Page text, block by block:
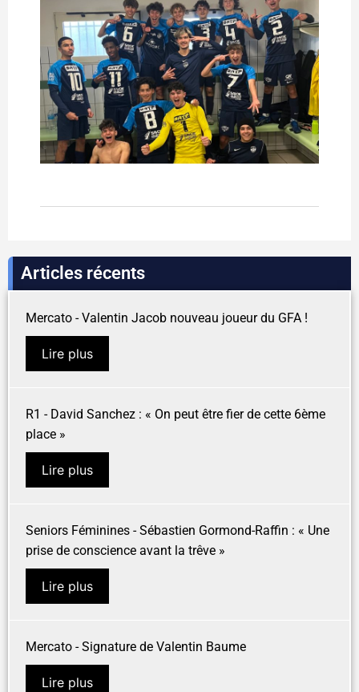
Articles récents
Mercato - Valentin Jacob nouveau joueur du GFA !
Lire plus
R1 - David Sanchez : « On peut être fier de cette 6ème
place »
Lire plus
Seniors Féminines - Sébastien Gormond-Raffin : « Une
prise de conscience avant la trêve »
Lire plus
Mercato - Signature de Valentin Baume
Lire plus